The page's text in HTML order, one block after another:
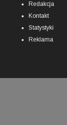
Redakcja
Kontakt
Statystyki
Reklama